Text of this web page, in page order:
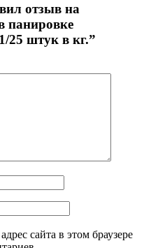
отзыв на
панировке
25 штук в кг.”
сайта в этом браузере